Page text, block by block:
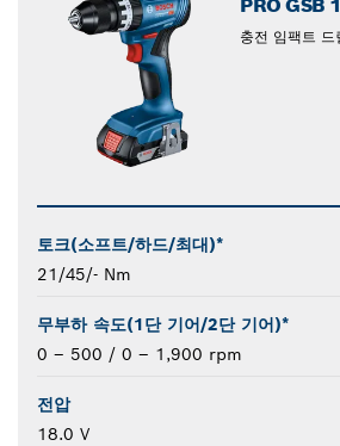
PRO GSB
충전 임팩트 드
토크(소프트/하드/최대)*
21/45/- Nm
무부하 속도(1단 기어/2단 기어)*
0 – 500 / 0 – 1,900 rpm
전압
18.0 V